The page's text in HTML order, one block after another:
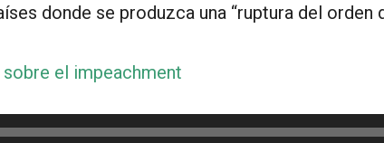
donde se produzca una “ruptura del orden
el impeachment